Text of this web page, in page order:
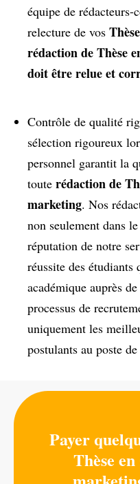
équipe de rédacteurs-
relecture de vos
rédaction de Thèse
doit être relue et
Contrôle de qualité
sélection rigoureux
personnel garantit la
toute rédaction de
marketing. Nos
non seulement dans
réputation de notre
réussite des
académique auprès
processus de
uniquement les
postulants au poste
Payer
Thèse